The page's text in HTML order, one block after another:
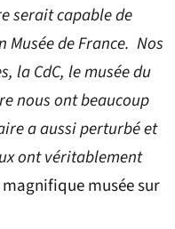
serait capable de
Musée de France. Nos
la CdC, le musée du
nous ont beaucoup
a aussi perturbé et
ont véritablement
musée sur